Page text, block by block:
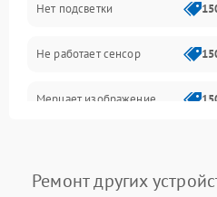
Проблемы с работой
Нет подсветки
Не работает сенсор
Мерцает изображение
Не работает Face ID
Ремонт других